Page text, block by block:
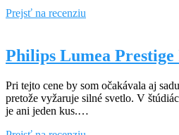
Prejsť na recenziu
Multiport
V2
Philips Lumea
Pri tejto cene by som očakávala aj
pretože vyžaruje silné svetlo. V
je ani jeden kus.…